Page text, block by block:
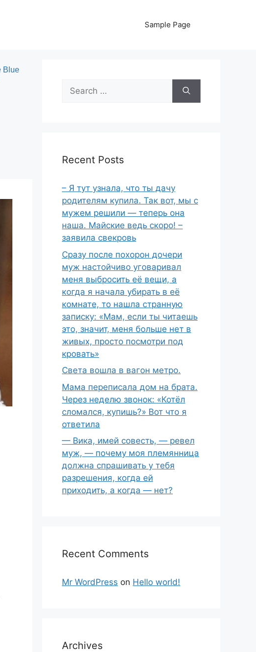
Sample Page
Search
for:
Recent Posts
– Я тут узнала, что ты дачу
родителям купила. Так вот, мы с
мужем решили — теперь она
наша. Майские ведь скоро! –
заявила свекровь
Сразу после похорон дочери
муж настойчиво уговаривал
меня выбросить её вещи, а
когда я начала убирать в её
комнате, то нашла странную
записку: «Мам, если ты читаешь
это, значит, меня больше нет в
живых, просто посмотри под
кровать»
Света вошла в вагон метро.
Мама переписала дом на брата.
Через неделю звонок: «Котёл
сломался, купишь?» Вот что я
ответила
— Вика, имей совесть, — ревел
муж, — почему моя племянница
должна спрашивать у тебя
разрешения, когда ей
приходить, а когда — нет?
Recent Comments
Mr WordPress on Hello world!
Archives